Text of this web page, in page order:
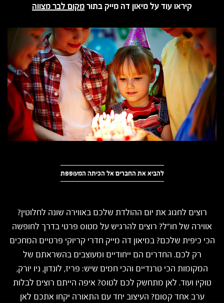
קיראו עוד על מיאון דה מייק בתורמקום לבר מצווה
להביא את החברים אל הכיתה המעופפת
רוצים לחגוג את יום ההולדת שלכם באווירה שונה לחלוטין?
אווירה של חו"ל? רוצים להרגיש על מטוס פרטי בדרך לחופשה
הכי כיפית שלכם? במיאון דה מייק חדרי קריוקי פרטיים המחכים
רק לכם. החדרים הם ייחודיים ומעוצבים בהשראתם של
המקומות הכי טרנדיים והכי חמים שיש: פריז, לונדון, ניו יורק,
טוקיו ועוד. לאן מתחשק לכם לטוס? איפה הייתם רוצים לבלות
ערב אחד קסום? העיצוב יחד עם התאורה יקחו אתכם לאן